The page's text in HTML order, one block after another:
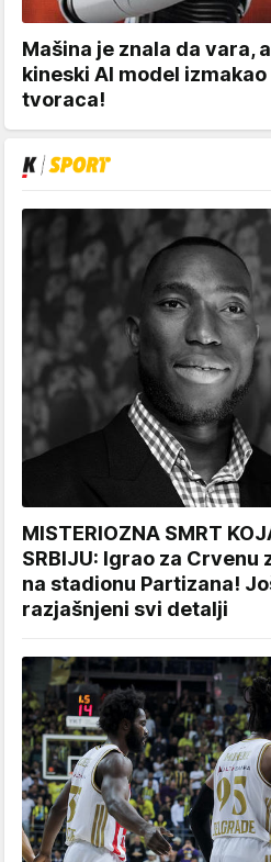
Mašina je znala da vara,
kineski AI model
tvoraca!
MISTERIOZNA SMRT
SRBIJU: Igrao za Crvenu
na stadionu Partizana!
razjašnjeni svi detalji